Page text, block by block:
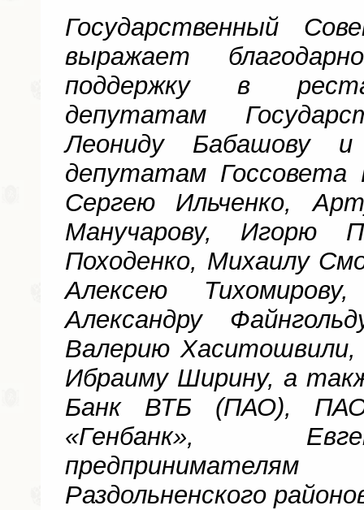
Государственный
выражает
поддержку в
депутатам
Леониду Бабашову
депутатам
Сергею Ильченко,
Манучарову, Игорю
Походенко, Михаилу
Алексею
Александру
Валерию Хаситошвили,
Ибраиму Ширину, а
Банк ВТБ (ПАО), ПАО
«Генбанк»,
предпринимателям
Раздольненского